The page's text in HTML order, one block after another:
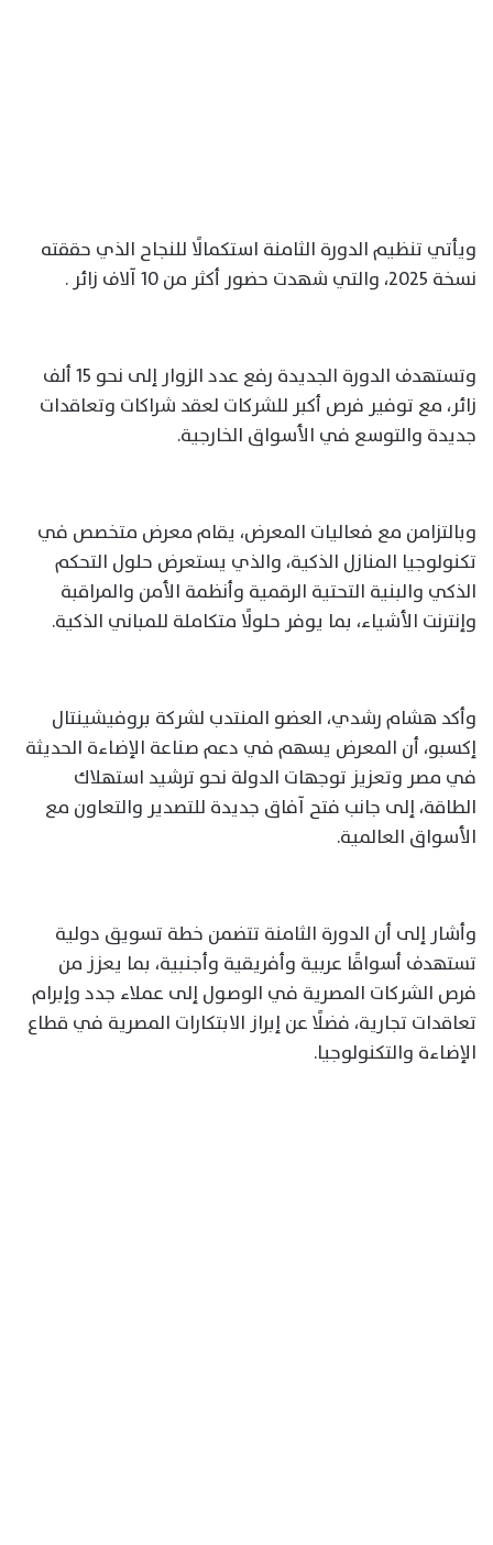
ويأتي تنظيم الدورة الثامنة استكمالًا للنجاح الذي حققته
نسخة 2025، والتي شهدت حضور أكثر من 10 آلاف زائر .
وتستهدف الدورة الجديدة رفع عدد الزوار إلى نحو 15 ألف
زائر، مع توفير فرص أكبر للشركات لعقد شراكات وتعاقدات
جديدة والتوسع في الأسواق الخارجية.
وبالتزامن مع فعاليات المعرض، يقام معرض متخصص في
تكنولوجيا المنازل الذكية، والذي يستعرض حلول التحكم
الذكي والبنية التحتية الرقمية وأنظمة الأمن والمراقبة
وإنترنت الأشياء، بما يوفر حلولًا متكاملة للمباني الذكية.
وأكد هشام رشدي، العضو المنتدب لشركة بروفيشينتال
إكسبو، أن المعرض يسهم في دعم صناعة الإضاءة الحديثة
في مصر وتعزيز توجهات الدولة نحو ترشيد استهلاك
الطاقة، إلى جانب فتح آفاق جديدة للتصدير والتعاون مع
الأسواق العالمية.
وأشار إلى أن الدورة الثامنة تتضمن خطة تسويق دولية
تستهدف أسواقًا عربية وأفريقية وأجنبية، بما يعزز من
فرص الشركات المصرية في الوصول إلى عملاء جدد وإبرام
تعاقدات تجارية، فضلًا عن إبراز الابتكارات المصرية في قطاع
الإضاءة والتكنولوجيا.